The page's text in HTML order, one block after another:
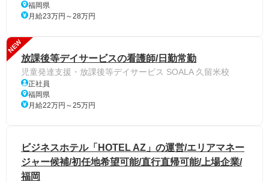
福岡県
月給23万円～28万円
NEW
放課後等デイサービスの看護師/日勤常勤
児童発達支援・放課後等デイサービス SOALA 久留米校
正社員
福岡県
月給22万円～25万円
ビジネスホテル「HOTEL AZ」の運営/エリアマネー
ジャー候補/初任地希望可能/直行直帰可能/上場企業/
福岡